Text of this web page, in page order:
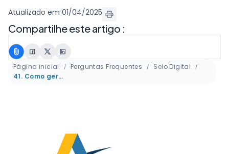
Atualizado em 01/04/2025
Compartilhe este artigo :
Página inicial Perguntas Frequentes
Selo Digital
41. Como gerar o selo digital de autenticação digital (CENAD)?